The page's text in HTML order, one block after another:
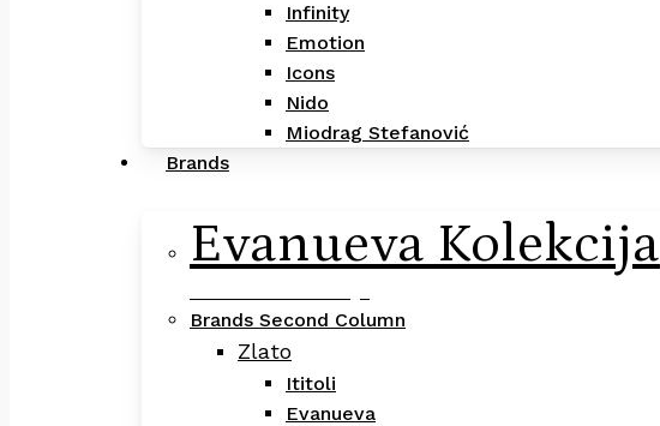
Infinity
Emotion
Icons
Nido
Miodrag Stefanović
Brands
Evanueva Kolekcija
Brands Second Column
Zlato
Ititoli
Evanueva